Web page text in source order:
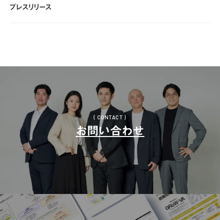
プレスリリース
プレスリリース
( CONTACT )
お問い合わせ